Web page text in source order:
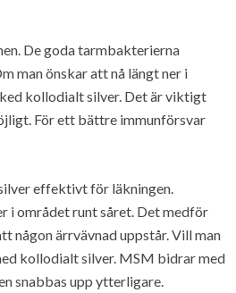
De goda tarmbakterierna
man önskar att nå längt ner i
kollodialt silver. Det är viktigt
För ett bättre immunförsvar
effektivt för läkningen.
i området runt såret. Det medför
någon ärrvävnad uppstår. Vill man
kollodialt silver. MSM bidrar med
snabbas upp ytterligare.